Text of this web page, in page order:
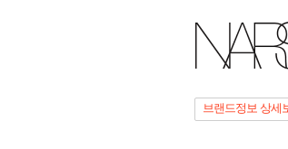
브랜드정보 상세